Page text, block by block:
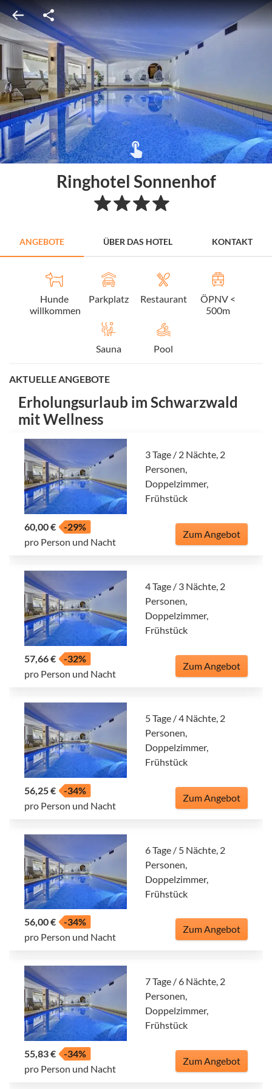
Ringhotel Sonnenhof
ANGEBOTE ÜBER DAS HOTEL KONTAKT
Hunde
willkommen
Parkplatz Restaurant
ÖPNV <
500m
Sauna Pool
AKTUELLE ANGEBOTE
Erholungsurlaub im Schwarzwald
mit Wellness
3 Tage / 2 Nächte, 2
Personen,
Doppelzimmer,
Frühstück
60,00 €
-29%
pro Person und Nacht
Zum Angebot
4 Tage / 3 Nächte, 2
Personen,
Doppelzimmer,
Frühstück
57,66 €
-32%
pro Person und Nacht
Zum Angebot
5 Tage / 4 Nächte, 2
Personen,
Doppelzimmer,
Frühstück
56,25 €
-34%
pro Person und Nacht
Zum Angebot
6 Tage / 5 Nächte, 2
Personen,
Doppelzimmer,
Frühstück
56,00 €
-34%
pro Person und Nacht
Zum Angebot
7 Tage / 6 Nächte, 2
Personen,
Doppelzimmer,
Frühstück
55,83 €
-34%
pro Person und Nacht
Zum Angebot